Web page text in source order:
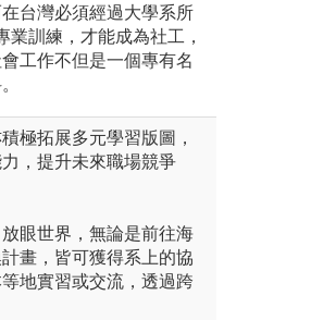
台灣必須經過大學系所
業訓練，才能成為社工，
工作不但是一個專有名
極拓展多元學習版圖，
，提升未來職場競爭
眼世界，無論是前往海
畫，皆可獲得系上的協
地實習或交流，透過跨